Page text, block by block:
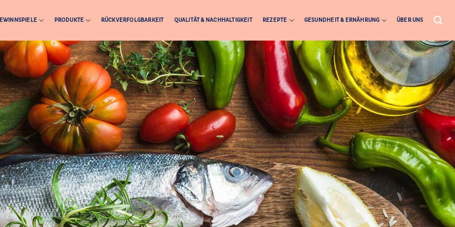
PRODUKTE RÜCKVERFOLGBARKEIT QUALITÄT & NACHHALTIGKEIT REZEPTE GESUNDHEIT & ERNÄHRUNG ÜBER UNS